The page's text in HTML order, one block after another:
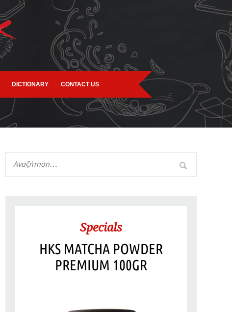
DICTIONARY CONTACT US
Specials
HKS MATCHA POWDER
PREMIUM 100GR